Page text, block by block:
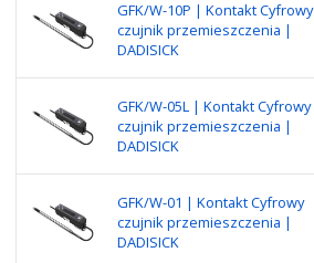
GFK/W-10P | Kontakt Cyfrowy
czujnik przemieszczenia |
DADISICK
GFK/W-05L | Kontakt Cyfrowy
czujnik przemieszczenia |
DADISICK
GFK/W-01 | Kontakt Cyfrowy
czujnik przemieszczenia |
DADISICK